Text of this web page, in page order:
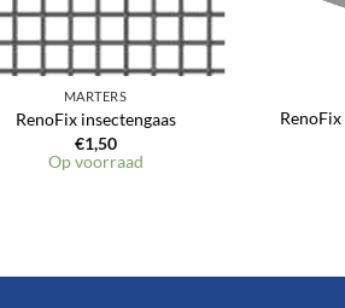
MARTERS
RenoFix insectengaas
€1,50
Op voorraad